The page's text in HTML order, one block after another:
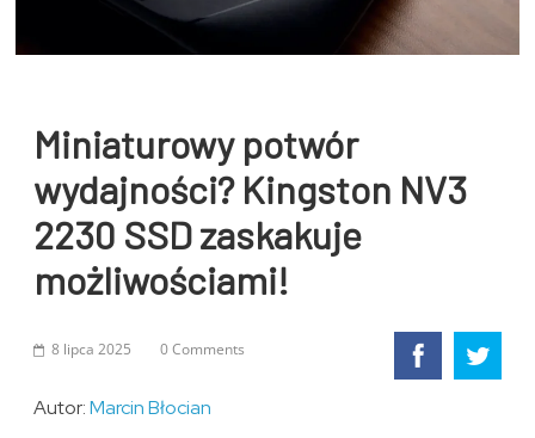
Miniaturowy potwór
wydajności? Kingston NV3
2230 SSD zaskakuje
możliwościami!
8 lipca 2025 0 Comments
Autor:Marcin Błocian